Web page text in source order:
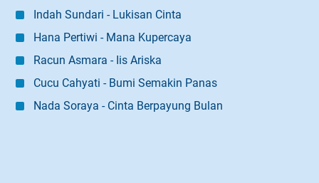
Indah Sundari - Lukisan Cinta
Hana Pertiwi - Mana Kupercaya
Racun Asmara - Iis Ariska
Cucu Cahyati - Bumi Semakin Panas
Nada Soraya - Cinta Berpayung Bulan